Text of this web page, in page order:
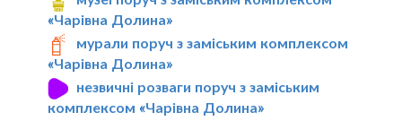
«Чарівна Долина»
мурали поруч з заміським комплексом
«Чарівна Долина»
незвичні розваги поруч з заміським
комплексом «Чарівна Долина»